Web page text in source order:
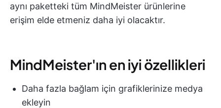
aynı paketteki tüm MindMeister ürünlerine
erişim elde etmeniz daha iyi olacaktır.
MindMeister'ın en iyi özellikleri
Daha fazla bağlam için grafiklerinize medya
ekleyin